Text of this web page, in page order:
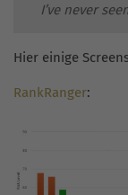
I’ve never
Hier einige
RankRanger: